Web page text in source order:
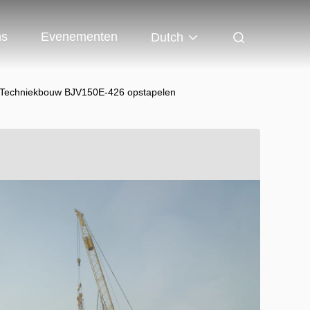
Evenementen Dutch
BJV150E-426 opstapelen